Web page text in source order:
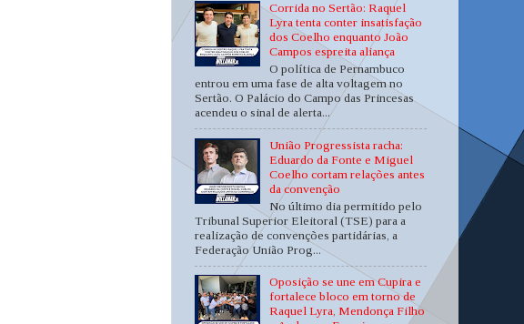
Corrida no Sertão: Raquel
Lyra tenta conter insatisfação
dos Coelho enquanto João
Campos espreita aliança
O política de Pernambuco
entrou em uma fase de alta voltagem no
Sertão. O Palácio do Campo das Princesas
acendeu o sinal de alerta...
União Progressista racha:
Eduardo da Fonte e Miguel
Coelho cortam relações antes
da convenção
No último dia permitido pelo
Tribunal Superior Eleitoral (TSE) para a
realização de convenções partidárias, a
Federação União Prog...
Oposição se une em Cupira e
fortalece bloco em torno de
Raquel Lyra, Mendonça Filho